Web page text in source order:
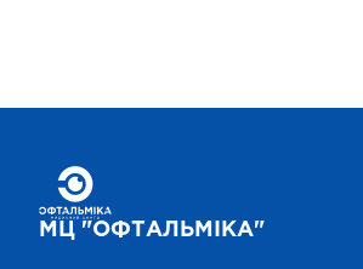
МЦ "ОФТАЛЬМІКА"